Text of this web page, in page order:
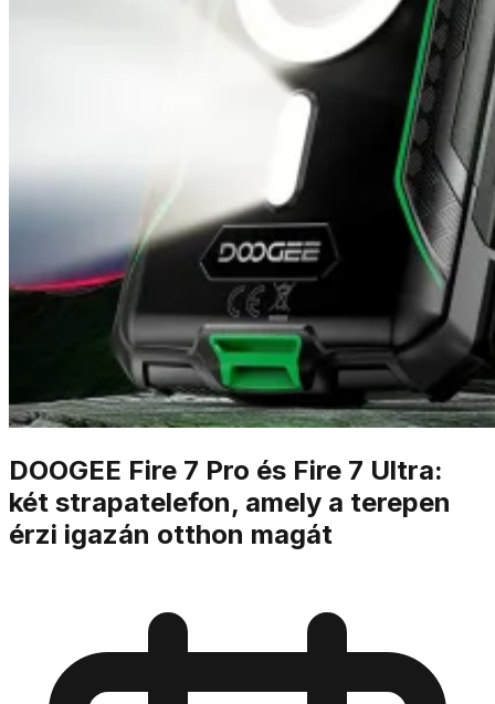
DOOGEE Fire 7 Pro és Fire 7 Ultra:
két strapatelefon, amely a terepen
érzi igazán otthon magát